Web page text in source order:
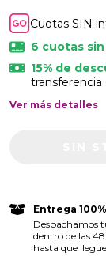
Cuotas SIN
6 cuotas
15% de
transferencia
Ver más detalles
Entrega
Despachamos
dentro de las
hasta que